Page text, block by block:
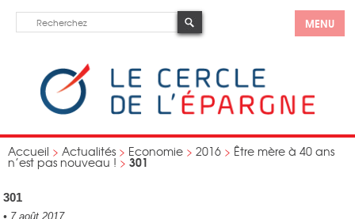
MENU
Accueil > Actualités > Economie > 2016 > Être mère à 40 ans
n’est pas nouveau ! > 301
301
• 7 août 2017